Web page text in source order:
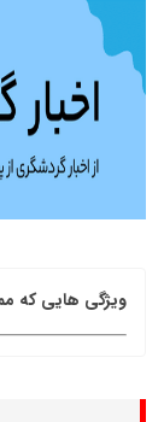
ویژگی هایی که